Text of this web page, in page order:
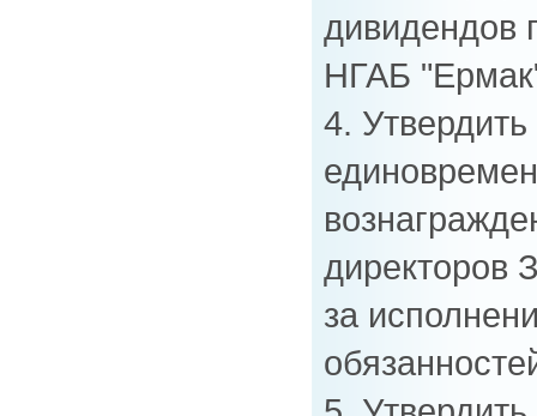
дивидендов
НГАБ
4.
директоров
за